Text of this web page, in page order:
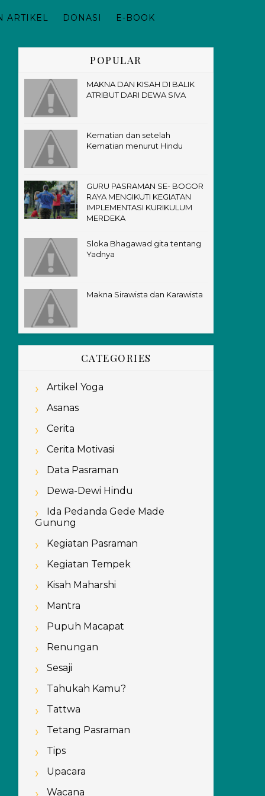
ARTIKEL DONASI E-BOOK
POPULAR
MAKNA DAN KISAH DI BALIK
ATRIBUT DARI DEWA SIVA
Kematian dan setelah
Kematian menurut Hindu
GURU PASRAMAN SE- BOGOR
RAYA MENGIKUTI KEGIATAN
IMPLEMENTASI KURIKULUM
MERDEKA
Sloka Bhagawad gita tentang
Yadnya
Makna Sirawista dan Karawista
CATEGORIES
Artikel Yoga
Asanas
Cerita
Cerita Motivasi
Data Pasraman
Dewa-Dewi Hindu
Ida Pedanda Gede Made
Gunung
Kegiatan Pasraman
Kegiatan Tempek
Kisah Maharshi
Mantra
Pupuh Macapat
Renungan
Sesaji
Tahukah Kamu?
Tattwa
Tetang Pasraman
Tips
Upacara
Wacana